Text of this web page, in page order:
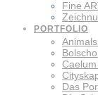
Fine
PORTFOLIO
Bolschoi
Das